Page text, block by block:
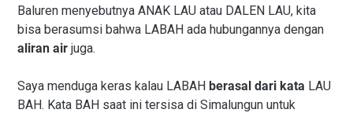
Baluren menyebutnya ANAK LAU atau DALEN LAU, kita
bisa berasumsi bahwa LABAH ada hubungannya dengan
aliran air juga.
Saya menduga keras kalau LABAH berasal dari kata LAU
BAH. Kata BAH saat ini tersisa di Simalungun untuk